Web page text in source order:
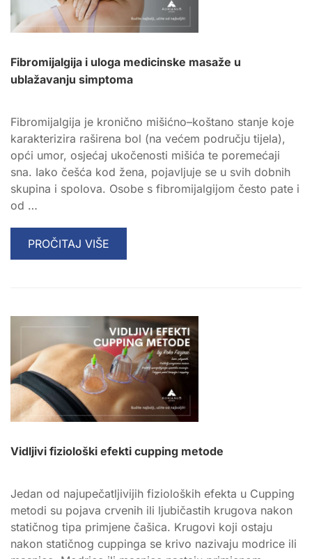
Fibromijalgija i uloga medicinske masaže u
ublažavanju simptoma
Fibromijalgija je kronično mišićno–koštano stanje koje
karakterizira raširena bol (na većem području tijela),
opći umor, osjećaj ukočenosti mišića te poremećaji
sna. Iako češća kod žena, pojavljuje se u svih dobnih
skupina i spolova. Osobe s fibromijalgijom često pate i
od …
READ
MORE
MEDICINSKE
MASAŽE
U
UBLAŽAVANJU
SIMPTOMA
PROČITAJ VIŠE
Vidljivi fiziološki efekti cupping metode
Jedan od najupečatljivijih fizioloških efekta u Cupping
metodi su pojava crvenih ili ljubičastih krugova nakon
statičnog tipa primjene čašica. Krugovi koji ostaju
nakon statičnog cuppinga se krivo nazivaju modrice ili